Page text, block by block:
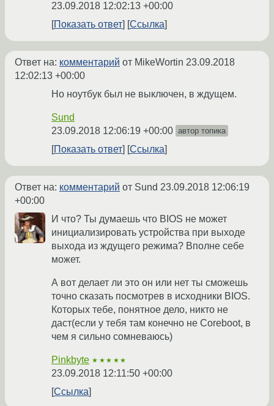
23.09.2018 12:02:13 +00:00
Показать ответ
Ссылка
Ответ на: комментарий от MikeWortin 23.09.2018
12:02:13 +00:00
Но ноутбук был не выключен, в ждущем.
Sund
23.09.2018 12:06:19 +00:00 автор топика
Показать ответ Ссылка
Ответ на: комментарий от Sund 23.09.2018 12:06:19
+00:00
И что? Ты думаешь что BIOS не может
инициализировать устройства при выходе
выхода из ждущего режима? Вполне себе
может.
А вот делает ли это он или нет ты сможешь
точно сказать посмотрев в исходники BIOS.
Которых тебе, понятное дело, никто не
даст(если у тебя там конечно не Coreboot, в
чем я сильно сомневаюсь)
Pinkbyte ★★★★★
23.09.2018 12:11:50 +00:00
Ссылка